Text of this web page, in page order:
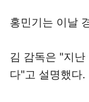
홍민기는 이날
김 감독은 "지난
다"고 설명했다.